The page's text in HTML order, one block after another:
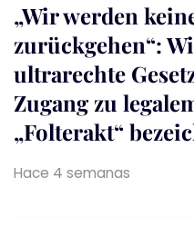
„Wir werden
zurückgehen“:
ultrarechte
Zugang zu
„Folterakt“
Hace 4 semanas